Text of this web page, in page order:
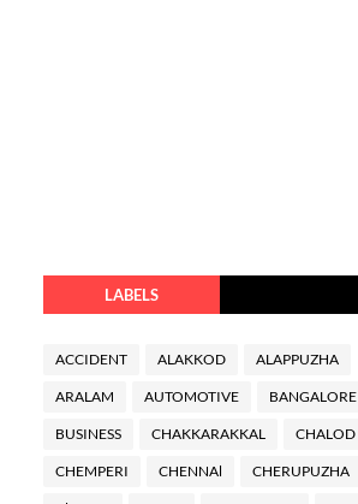
LABELS
ACCIDENT ALAKKOD ALAPPUZHA
ARALAM AUTOMOTIVE BANGALORE
BUSINESS CHAKKARAKKAL CHALOD
CHEMPERI CHENNAl CHERUPUZHA